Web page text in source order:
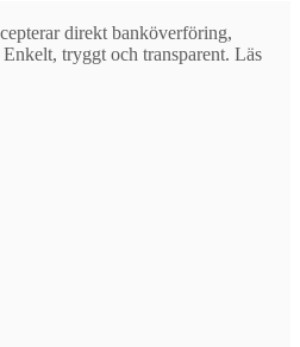
direkt banköverföring,
tryggt och transparent. Läs